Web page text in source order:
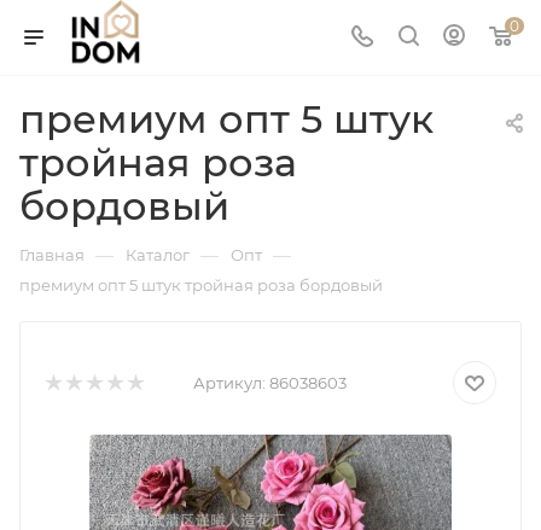
0
премиум опт 5 штук
тройная роза
бордовый
Главная — Каталог — Опт —
премиум опт 5 штук тройная роза бордовый
Артикул: 86038603